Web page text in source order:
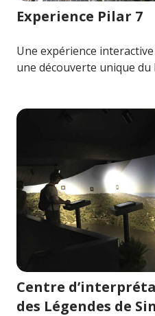
Image pour Experience
Experience Pilar 7
Une expérience
une découverte unique du
Image pour Centre
Centre
des Légendes de